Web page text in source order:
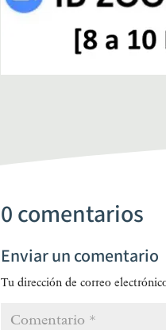
0 comentarios
Enviar un comentario
Tu dirección de correo